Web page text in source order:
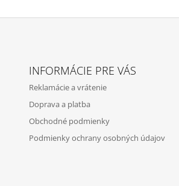
INFORMÁCIE PRE VÁS
Reklamácie a vrátenie
Doprava a platba
Obchodné podmienky
Podmienky ochrany osobných údajov